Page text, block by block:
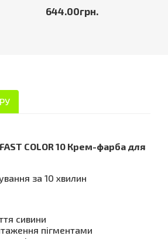
644.00грн.
FAST COLOR 10 Крем-фарба для
за 10 хвилин
сивини
пігментами